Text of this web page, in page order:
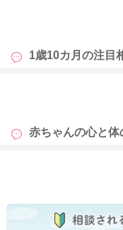
1歳10カ月の注目
赤ちゃんの心と体